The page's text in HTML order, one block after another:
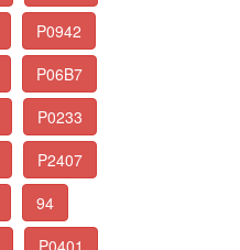
P0942
P06B7
P0233
P2407
94
P0401